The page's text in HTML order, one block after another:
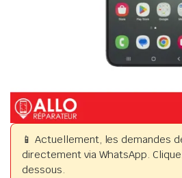
📱 Actuellement, les demandes
directement via WhatsApp.
dessous.